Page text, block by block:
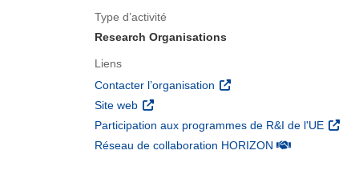
Type d’activité
Research Organisations
Liens
Contacter l’organisation (s’ouvre dans une nouvelle
Site web (s’ouvre dans une nouvelle fenêtre)
Participation aux programmes de R&I de l'UE
Réseau de collaboration HORIZON(s’ouvre dans